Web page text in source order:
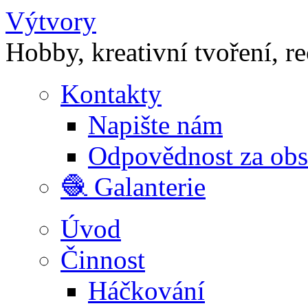
Výtvory
Hobby, kreativní tvoření,
Kontakty
Napište nám
Odpovědnost za
🧶 Galanterie
Úvod
Činnost
Háčkování